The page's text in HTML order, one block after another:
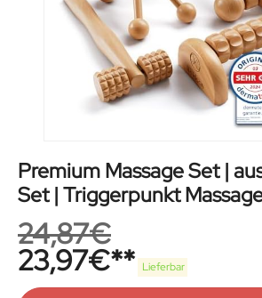
Premium Massage Set |
Set | Triggerpunkt
24,87€
23,97€ Lieferbar